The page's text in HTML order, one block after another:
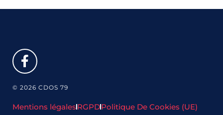
© 2026 CDOS 79
Mentions légales RGPDPolitique De Cookies (UE)